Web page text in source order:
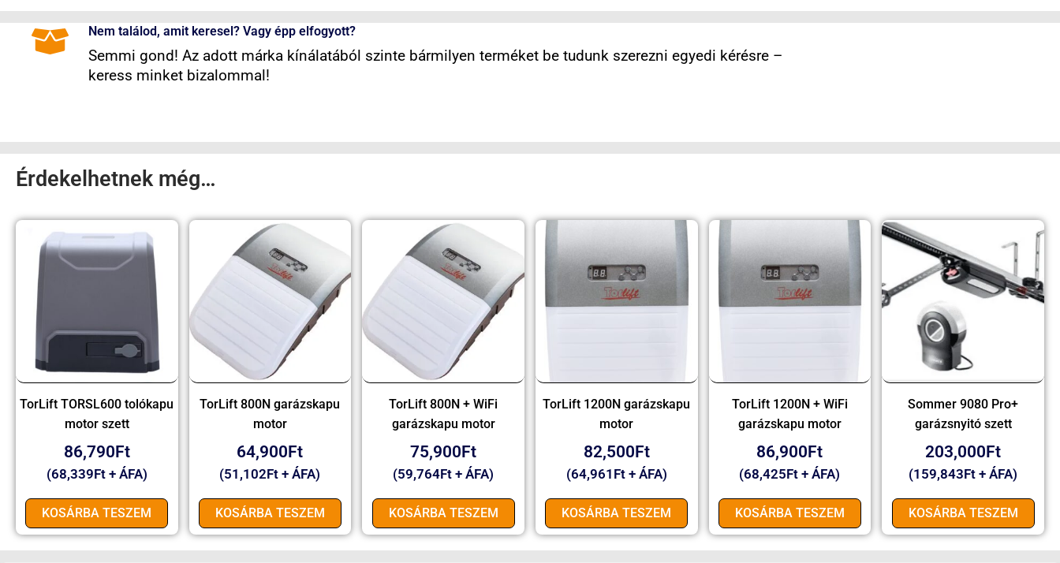
Nem találod, amit keresel? Vagy épp elfogyott?
Semmi gond! Az adott márka kínálatából szinte bármilyen terméket be tudunk szerezni egyedi kérésre –
keress minket bizalommal!
Érdekelhetnek még…
TorLift TORSL600 tolókapu
motor szett
86,790Ft
(68,339Ft+ ÁFA)
KOSÁRBA TESZEM
TorLift 800N garázskapu
motor
64,900Ft
(51,102Ft + ÁFA)
KOSÁRBA TESZEM
TorLift 800N + WiFi
garázskapu motor
75,900Ft
(59,764Ft + ÁFA)
KOSÁRBA TESZEM
TorLift 1200N garázskapu
motor
82,500Ft
(64,961 Ft+ ÁFA)
KOSÁRBA TESZEM
TorLift 1200N + WiFi
garázskapu motor
86,900Ft
(68,425Ft + ÁFA)
KOSÁRBA TESZEM
Sommer 9080 Pro+
garázsnyitó szett
203,000Ft
(159,843Ft + ÁFA)
KOSÁRBA TESZEM